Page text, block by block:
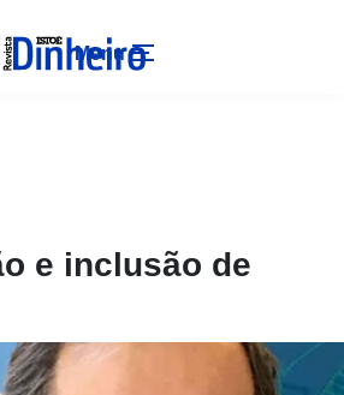
Menu
e inclusão de